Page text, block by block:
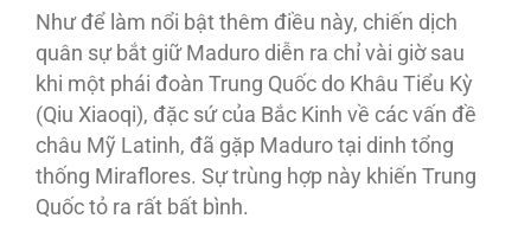
Như để làm nổi bật thêm điều này, chiến dịch
quân sự bắt giữ Maduro diễn ra chỉ vài giờ sau
khi một phái đoàn Trung Quốc do Khâu Tiểu Kỳ
(Qiu Xiaoqi), đặc sứ của Bắc Kinh về các vấn đề
châu Mỹ Latinh, đã gặp Maduro tại dinh tổng
thống Miraflores. Sự trùng hợp này khiến Trung
Quốc tỏ ra rất bất bình.